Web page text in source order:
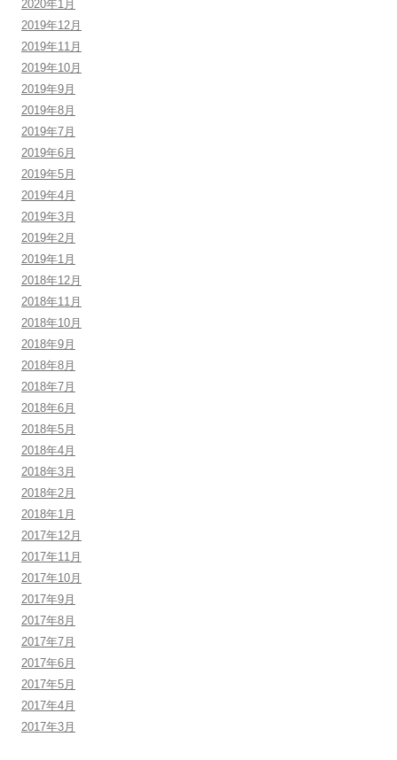
2020年1月
2019年12月
2019年11月
2019年10月
2019年9月
2019年8月
2019年7月
2019年6月
2019年5月
2019年4月
2019年3月
2019年2月
2019年1月
2018年12月
2018年11月
2018年10月
2018年9月
2018年8月
2018年7月
2018年6月
2018年5月
2018年4月
2018年3月
2018年2月
2018年1月
2017年12月
2017年11月
2017年10月
2017年9月
2017年8月
2017年7月
2017年6月
2017年5月
2017年4月
2017年3月